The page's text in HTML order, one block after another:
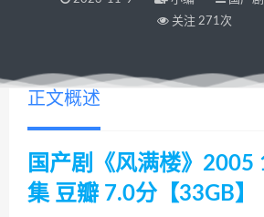
关注 271次
正文概述
国产剧《风满楼》2005
集 豆瓣 7.0分【33GB】